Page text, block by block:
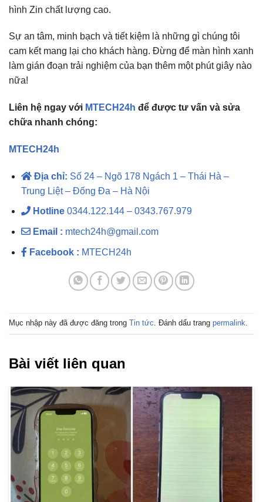
hình Zin chất lượng cao.
Sự an tâm, minh bạch và tiết kiệm là những gì chúng tôi
cam kết mang lại cho khách hàng. Đừng để màn hình xanh
làm gián đoạn trải nghiệm của bạn thêm một phút giây nào
nữa!
Liên hệ ngay với MTECH24h để được tư vấn và sửa
chữa nhanh chóng:
MTECH24h
Địa chỉ: Số 24 – Ngõ 178 Ngách 1 – Thái Hà –
Trung Liệt – Đống Đa – Hà Nội
Hotline0344.122.144 – 0343.767.979
Email : mtech24h@gmail.com
Facebook : MTECH24h
Mục nhập này đã được đăng trong Tin tức . Đánh dấu trang permalink
Bài viết liên quan